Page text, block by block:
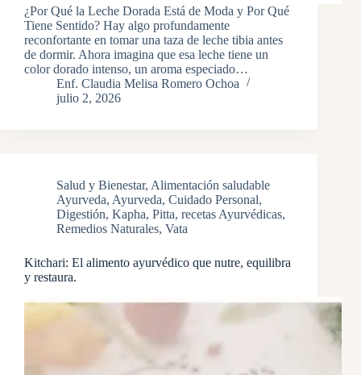
¿Por Qué la Leche Dorada Está de Moda y Por Qué
Tiene Sentido? Hay algo profundamente
reconfortante en tomar una taza de leche tibia antes
de dormir. Ahora imagina que esa leche tiene un
color dorado intenso, un aroma especiado…
Enf. Claudia Melisa Romero Ochoa
julio 2, 2026
Salud y Bienestar, Alimentación saludable
Ayurveda, Ayurveda, Cuidado Personal,
Digestión, Kapha, Pitta, recetas Ayurvédicas,
Remedios Naturales, Vata
Kitchari: El alimento ayurvédico que nutre, equilibra
y restaura.